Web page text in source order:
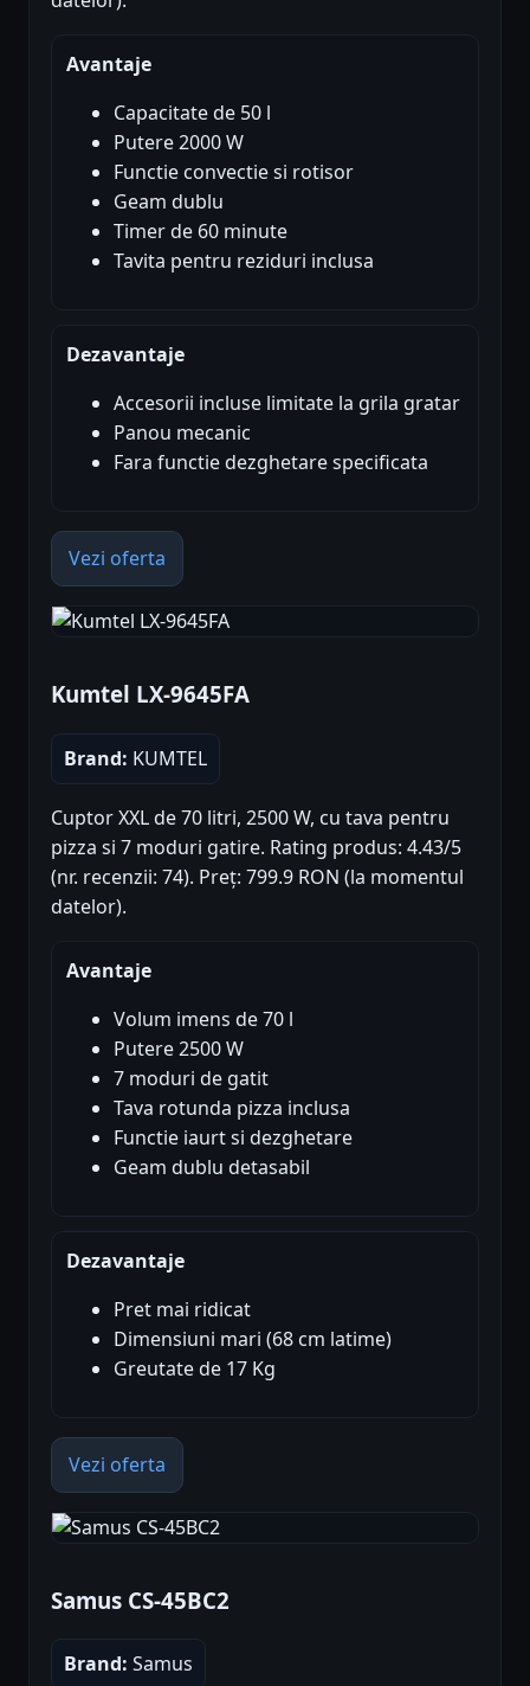
Avantaje
Capacitate de 50 l
Putere 2000 W
Functie convectie si rotisor
Geam dublu
Timer de 60 minute
Tavita pentru reziduri inclusa
Dezavantaje
Accesorii incluse limitate la grila gratar
Panou mecanic
Fara functie dezghetare specificata
Vezi oferta
Kumtel LX-9645FA
Brand: KUMTEL
Cuptor XXL de 70 litri, 2500 W, cu tava pentru
pizza si 7 moduri gatire. Rating produs: 4.43/5
(nr. recenzii: 74). Preț: 799.9 RON (la momentul
datelor).
Avantaje
Volum imens de 70 l
Putere 2500 W
7 moduri de gatit
Tava rotunda pizza inclusa
Functie iaurt si dezghetare
Geam dublu detasabil
Dezavantaje
Pret mai ridicat
Dimensiuni mari (68 cm latime)
Greutate de 17 Kg
Vezi oferta
Samus CS-45BC2
Brand: Samus